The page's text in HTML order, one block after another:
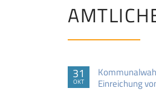
31
OKT
Einreichung